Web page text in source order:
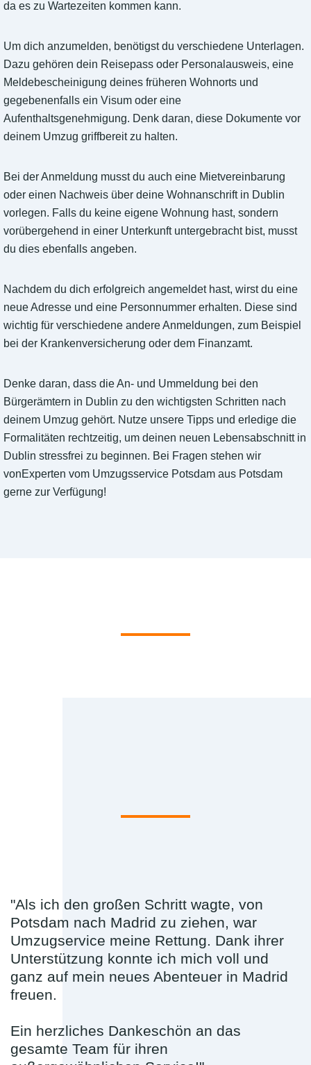
da es zu Wartezeiten kommen kann.
Um dich anzumelden, benötigst du verschiedene Unterlagen.
Dazu gehören dein Reisepass oder Personalausweis, eine
Meldebescheinigung deines früheren Wohnorts und
gegebenenfalls ein Visum oder eine
Aufenthaltsgenehmigung. Denk daran, diese Dokumente vor
deinem Umzug griffbereit zu halten.
Bei der Anmeldung musst du auch eine Mietvereinbarung
oder einen Nachweis über deine Wohnanschrift in Dublin
vorlegen. Falls du keine eigene Wohnung hast, sondern
vorübergehend in einer Unterkunft untergebracht bist, musst
du dies ebenfalls angeben.
Nachdem du dich erfolgreich angemeldet hast, wirst du eine
neue Adresse und eine Personnummer erhalten. Diese sind
wichtig für verschiedene andere Anmeldungen, zum Beispiel
bei der Krankenversicherung oder dem Finanzamt.
Denke daran, dass die An- und Ummeldung bei den
Bürgerämtern in Dublin zu den wichtigsten Schritten nach
deinem Umzug gehört. Nutze unsere Tipps und erledige die
Formalitäten rechtzeitig, um deinen neuen Lebensabschnitt in
Dublin stressfrei zu beginnen. Bei Fragen stehen wir
vonExperten vom Umzugsservice Potsdam aus Potsdam
gerne zur Verfügung!
"Als ich den großen Schritt wagte, von
Potsdam nach Madrid zu ziehen, war
Umzugservice meine Rettung. Dank ihrer
Unterstützung konnte ich mich voll und
ganz auf mein neues Abenteuer in Madrid
freuen.
Ein herzliches Dankeschön an das
gesamte Team für ihren